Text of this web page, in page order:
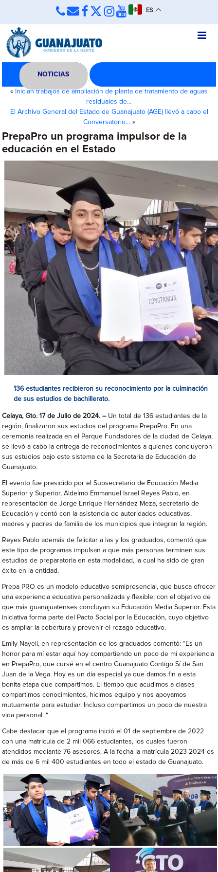
ES
NOTICIAS
« Inician trabajos de ampliación de planta de tratamiento de aguas
residuales de…
El Archivo General del Estado de Guanajuato (AGE) llevó a cabo el
Conversatorio… »
PrepaPro un programa impulsor de la
educación en el Estado
136 estudiantes recibieron su reconocimiento por la culminación
de sus estudios de bachillerato.
Celaya, Gto. 17 de Julio de 2024. –Un total de 136 estudiantes de la
región, finalizaron sus estudios del programa PrepaPro. En una
ceremonia realizada en el Parque Fundadores de la ciudad de Celaya,
se llevó a cabo la entrega de reconocimientos a quienes concluyeron
sus estudios bajo este sistema de la Secretaría de Educación de
Guanajuato.
El evento fue presidido por el Subsecretario de Educación Media
Superior y Superior, Aldelmo Emmanuel Israel Reyes Pablo, en
representación de Jorge Enrique Hernández Meza, secretario de
Educación y contó con la asistencia de autoridades educativas,
madres y padres de familia de los municipios que integran la región.
Reyes Pablo además de felicitar a las y los graduados, comentó que
este tipo de programas impulsan a que más personas terminen sus
estudios de preparatoria en esta modalidad, la cual ha sido de gran
éxito en la entidad.
Prepa PRO es un modelo educativo semipresencial, que busca ofrecer
una experiencia educativa personalizada y flexible, con el objetivo de
que más guanajuatenses concluyan su Educación Media Superior. Esta
iniciativa forma parte del Pacto Social por la Educación, cuyo objetivo
es ampliar la cobertura y prevenir el rezago educativo.
Emily Nayeli, en representación de los graduados comentó: “Es un
honor para mí estar aquí hoy compartiendo un poco de mi experiencia
en PrepaPro, que cursé en el centro Guanajuato Contigo Sí de San
Juan de la Vega. Hoy es un día especial ya que damos fin a esta
bonita etapa que compartimos. El tiempo que acudimos a clases
compartimos conocimientos, hicimos equipo y nos apoyamos
mutuamente para estudiar. Incluso compartimos un poco de nuestra
vida personal. “
Cabe destacar que el programa inició el 01 de septiembre de 2022
con una matrícula de 2 mil 066 estudiantes, los cuales fueron
atendidos mediante 76 asesores. A la fecha la matrícula 2023-2024 es
de más de 6 mil 400 estudiantes en todo el estado de Guanajuato.